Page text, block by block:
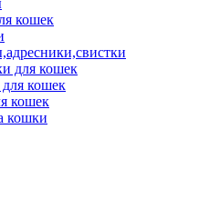
кошек
для кошек
кошек
кошек
кошки